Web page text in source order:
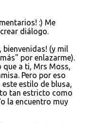
:) Me
diálogo.
bienvenidas! (y mil
por enlazarme).
que a ti, Mrs Moss,
Pero por eso
estilo de blusa,
tan estricto como
la encuentro muy